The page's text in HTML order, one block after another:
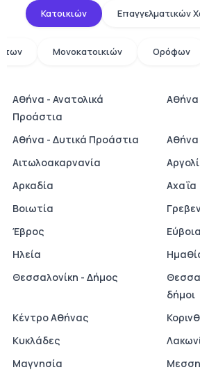
Κατοικιών Επαγγελματικών
Μονοκατοικιών Ορόφων
Αθήνα - Ανατολικά
Προάστια
Αθήνα
Αθήνα - Δυτικά Προάστια
Αθήνα
Αιτωλοακαρνανία
Αρκαδία
Αχαΐα
Βοιωτία
Έβρος
Εύβοια
Ηλεία
Θεσσαλονίκη - Δήμος
δήμοι
Κέντρο Αθήνας
Κυκλάδες
Μαγνησία